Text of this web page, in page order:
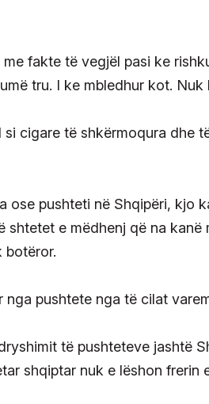
fakte të vegjël pasi ke
tru. I ke mbledhur kot. Nuk
cigare të shkërmoqura dhe
ose pushteti në Shqipëri, kjo
e mëdhenj që na kanë
botëror.
nga pushtete nga të cilat
të pushteteve jashtë
shqiptar nuk e lëshon frerin